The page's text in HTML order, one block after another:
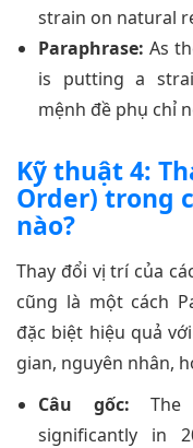
strain on natural
Paraphrase: As
is putting a
mệnh đề phụ chỉ
Kỹ thuật 4:
Order) trong
nào?
Thay đổi vị trí của
cũng là một cách
đặc biệt hiệu quả
gian, nguyên nhân,
Câu gốc: The
significantly in